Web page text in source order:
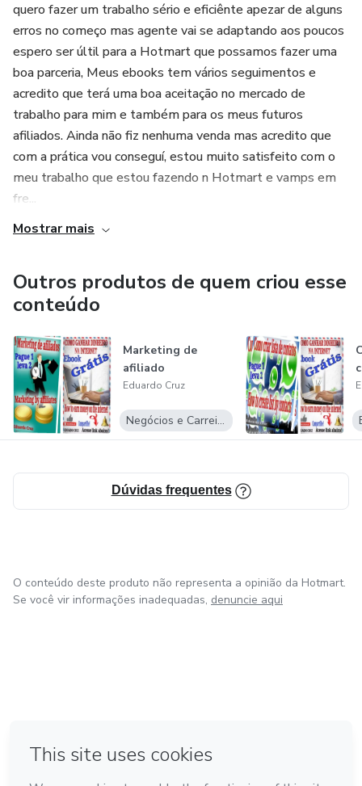
quero fazer um trabalho sério e eficiênte apezar de alguns
erros no começo mas agente vai se adaptando aos poucos
espero ser últil para a Hotmart que possamos fazer uma
boa parceria, Meus ebooks tem vários seguimentos e
acredito que terá uma boa aceitação no mercado de
trabalho para mim e também para os meus futuros
afiliados. Ainda não fiz nenhuma venda mas acredito que
com a prática vou conseguí, estou muito satisfeito com o
meu trabalho que estou fazendo n Hotmart e vamps em
fre...
Mostrar mais
Outros produtos de quem criou esse
conteúdo
Marketing de
afiliado
Eduardo Cruz
Negócios e Carreira
Dúvidas frequentes
O conteúdo deste produto não representa a opinião da Hotmart.
Se você vir informações inadequadas, denuncie aqui
Feito com ❤ na Cidade do México